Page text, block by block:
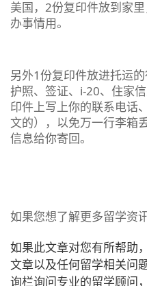
美国，2份复印件放到家
办事情用。
另外1份复印件放进托运
护照、签证、i-20、住家
印件上写上你的联系电话
文的），以免万一行李箱
信息给你寄回。
如果您想了解更多留学资
如果此文章对您有所帮助
文章以及任何留学相关问
询栏询问专业的留学顾问